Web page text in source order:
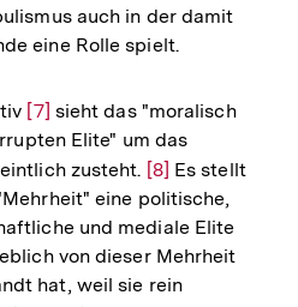
auch in der damit
eine Rolle spielt.
Zur
Auflösung
der
Fußnote
[7] sieht das "moralisch
Elite" um das
zusteht. Zur
Auflösung
der
Fußnote
[8] Es stellt
eine politische,
und mediale Elite
von dieser Mehrheit
hat, weil sie rein